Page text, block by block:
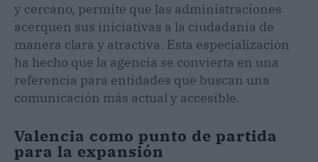
y cercano, permite que las administraciones
acerquen sus iniciativas a la ciudadanía de
manera clara y atractiva. Esta especialización
ha hecho que la agencia se convierta en una
referencia para entidades que buscan una
comunicación más actual y accesible.
Valencia como punto de partida
para la expansión